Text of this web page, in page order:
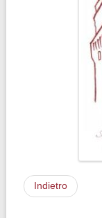
Indietro